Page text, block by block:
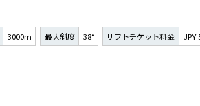
3000m 最大斜度 38° リフトチケット料金 JPY